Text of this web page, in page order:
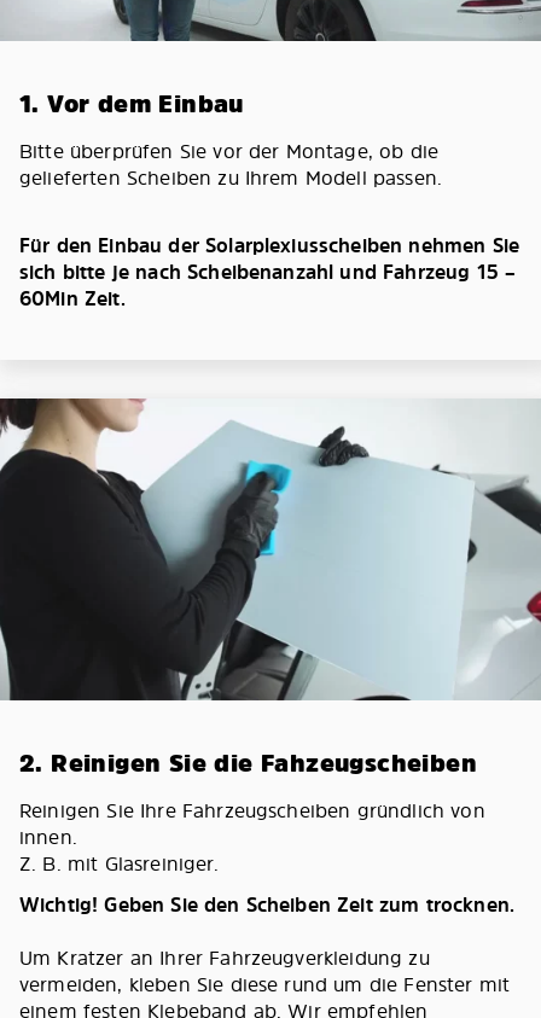
1. Vor dem Einbau
Bitte überprüfen Sie vor der Montage, ob die
gelieferten Scheiben zu Ihrem Modell passen.
Für den Einbau der Solarplexiusscheiben nehmen Sie
sich bitte je nach Scheibenanzahl und Fahrzeug 15 –
60Min Zeit.
2. Reinigen Sie die Fahzeugscheiben
Reinigen Sie Ihre Fahrzeugscheiben gründlich von
innen.
Z. B. mit Glasreiniger.
Wichtig! Geben Sie den Scheiben Zeit zum trocknen.
Um Kratzer an Ihrer Fahrzeugverkleidung zu
vermeiden, kleben Sie diese rund um die Fenster mit
einem festen Klebeband ab. Wir empfehlen